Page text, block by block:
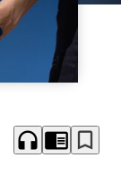
headphones chrome_reader_mode bookmark_border